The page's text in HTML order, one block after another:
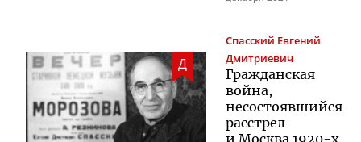
Д
Спасский Евгений
Дмитриевич
Гражданская
война,
несостоявшийся
расстрел